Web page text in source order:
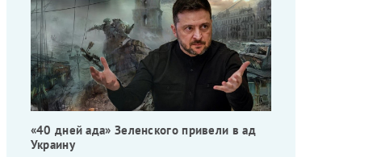
«40 дней ада» Зеленского привели в ад
Украину